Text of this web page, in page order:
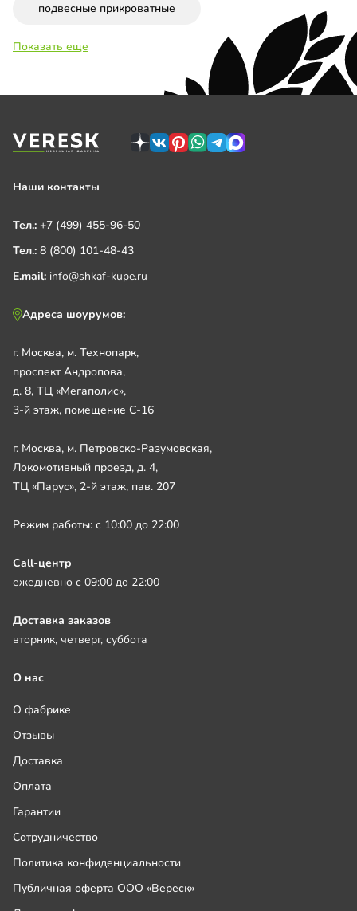
подвесные прикроватные
Показать еще
Наши контакты
Тел.: +7 (499) 455-96-50
Тел.: 8 (800) 101-48-43
E.mail: info@shkaf-kupe.ru
Адреса шоурумов:
г. Москва, м. Технопарк,
проспект Андропова,
д. 8, ТЦ «Мегаполис»,
3-й этаж, помещение С-16
г. Москва, м. Петровско-Разумовская,
Локомотивный проезд, д. 4,
ТЦ «Парус», 2-й этаж, пав. 207
Режим работы: с 10:00 до 22:00
Call-центр
ежедневно с 09:00 до 22:00
Доставка заказов
вторник, четверг, суббота
О нас
О фабрике
Отзывы
Доставка
Оплата
Гарантии
Сотрудничество
Политика конфиденциальности
Публичная оферта ООО «Вереск»